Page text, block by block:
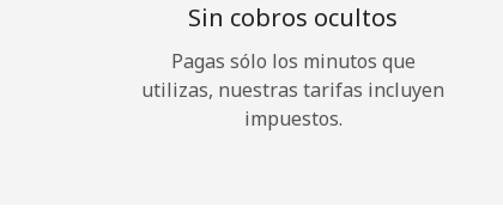
Sin cobros ocultos
Pagas sólo los minutos que
utilizas, nuestras tarifas incluyen
impuestos.